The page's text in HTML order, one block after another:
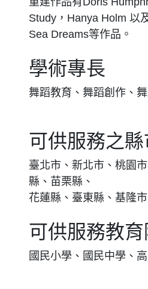
Study，Hanya Holm 以
Sea Dreams等作品。
學術專長
舞蹈教育、舞蹈創作、
可供服務之縣
臺北市、新北市、桃園
縣、苗栗縣、
花蓮縣、臺東縣、基隆
可供服務教
國民小學、國民中學、